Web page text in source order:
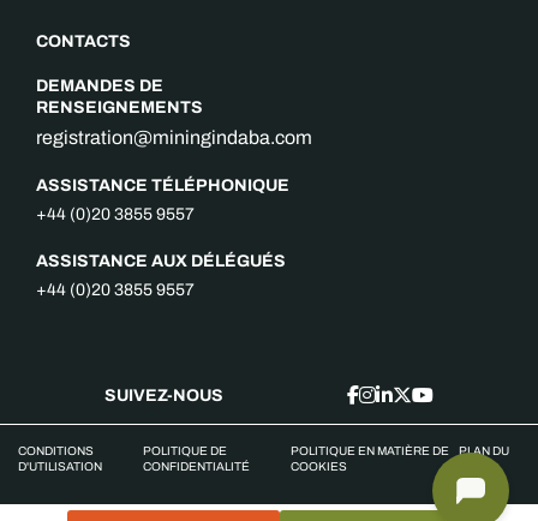
CONTACTS
DEMANDES DE
RENSEIGNEMENTS
registration@miningindaba.com
ASSISTANCE TÉLÉPHONIQUE
+44 (0)20 3855 9557
ASSISTANCE AUX DÉLÉGUÉS
+44 (0)20 3855 9557
SUIVEZ-NOUS
CONDITIONS
D'UTILISATION
POLITIQUE DE
CONFIDENTIALITÉ
POLITIQUE EN MATIÈRE DE
COOKIES
PLAN DU